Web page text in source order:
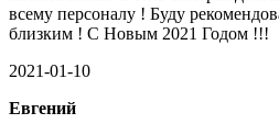
всему персоналу ! Буду
близким ! С Новым 2021 Годом !!!
2021-01-10
Евгений